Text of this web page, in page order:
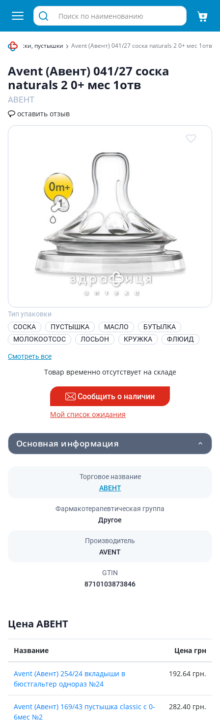
Соски, пустышки Avent (Авент) 041/27 соска naturals 2 0+ мес 1отв
Avent (Авент) 041/27 соска
naturals 2 0+ мес 1отв
АВЕНТ
оставить отзыв
Тип упаковки
СОСКА
ПУСТЫШКА МАСЛО
БУТЫЛКА
МОЛОКООТСОС
ЛОСЬОН КРУЖКА ФЛЮИД
Смотреть все
Товар временно отсутствует на складе
Сообщить о наличии
Мой список ожидания
Основная информация
Торговое название
АВЕНТ
Фармакотерапевтическая группа
Другое
Производитель
AVENT
GTIN
8710103873846
Цена АВЕНТ
Название Цена грн
Avent (Авент) 254/24 вкладыши в
бюстгальтер однораз №24
192.64 грн.
Avent (Авент) 169/43 пустышка classic с 0-
6мес №2
282.40 грн.